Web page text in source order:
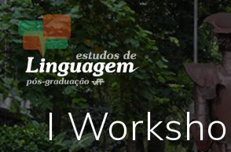
Skip
to
content
I